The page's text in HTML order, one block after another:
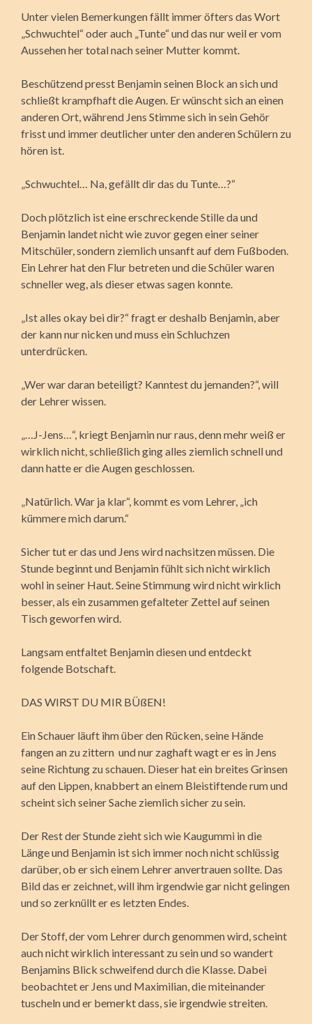
Unter vielen Bemerkungen fällt immer öfters das Wort
„Schwuchtel“ oder auch „Tunte“ und das nur weil er vom
Aussehen her total nach seiner Mutter kommt.
Beschützend presst Benjamin seinen Block an sich und
schließt krampfhaft die Augen. Er wünscht sich an einen
anderen Ort, während Jens Stimme sich in sein Gehör
frisst und immer deutlicher unter den anderen Schülern zu
hören ist.
„Schwuchtel… Na, gefällt dir das du Tunte…?“
Doch plötzlich ist eine erschreckende Stille da und
Benjamin landet nicht wie zuvor gegen einer seiner
Mitschüler, sondern ziemlich unsanft auf dem Fußboden.
Ein Lehrer hat den Flur betreten und die Schüler waren
schneller weg, als dieser etwas sagen konnte.
„Ist alles okay bei dir?“ fragt er deshalb Benjamin, aber
der kann nur nicken und muss ein Schluchzen
unterdrücken.
„Wer war daran beteiligt? Kanntest du jemanden?“, will
der Lehrer wissen.
„…J-Jens…“, kriegt Benjamin nur raus, denn mehr weiß er
wirklich nicht, schließlich ging alles ziemlich schnell und
dann hatte er die Augen geschlossen.
„Natürlich. War ja klar“, kommt es vom Lehrer, „ich
kümmere mich darum.“
Sicher tut er das und Jens wird nachsitzen müssen. Die
Stunde beginnt und Benjamin fühlt sich nicht wirklich
wohl in seiner Haut. Seine Stimmung wird nicht wirklich
besser, als ein zusammen gefalteter Zettel auf seinen
Tisch geworfen wird.
Langsam entfaltet Benjamin diesen und entdeckt
folgende Botschaft.
DAS WIRST DU MIR BÜßEN!
Ein Schauer läuft ihm über den Rücken, seine Hände
fangen an zu zittern und nur zaghaft wagt er es in Jens
seine Richtung zu schauen. Dieser hat ein breites Grinsen
auf den Lippen, knabbert an einem Bleistiftende rum und
scheint sich seiner Sache ziemlich sicher zu sein.
Der Rest der Stunde zieht sich wie Kaugummi in die
Länge und Benjamin ist sich immer noch nicht schlüssig
darüber, ob er sich einem Lehrer anvertrauen sollte. Das
Bild das er zeichnet, will ihm irgendwie gar nicht gelingen
und so zerknüllt er es letzten Endes.
Der Stoff, der vom Lehrer durch genommen wird, scheint
auch nicht wirklich interessant zu sein und so wandert
Benjamins Blick schweifend durch die Klasse. Dabei
beobachtet er Jens und Maximilian, die miteinander
tuscheln und er bemerkt dass, sie irgendwie streiten.